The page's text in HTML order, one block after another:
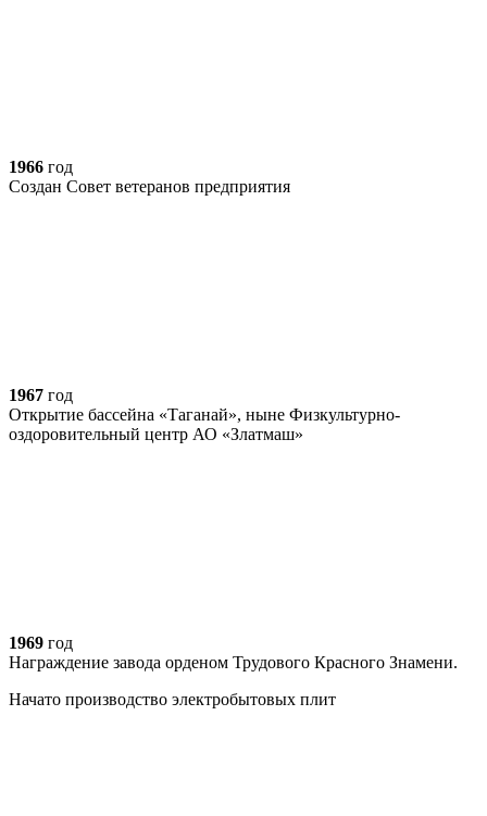
1966 год
Создан Совет ветеранов предприятия
1967 год
Открытие бассейна «Таганай», ныне Физкультурно-
оздоровительный центр АО «Златмаш»
1969 год
Награждение завода орденом Трудового Красного Знамени.
Начато производство электробытовых плит